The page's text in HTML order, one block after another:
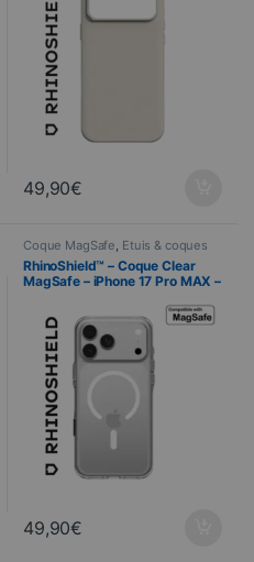
49,90€
Coque MagSafe, Étuis & coques
smartphones, Cellulare
RhinoShield,Telefonia
RhinoShield™ – Coque Clear
MagSafe – iPhone 17 Pro MAX –
49,90€